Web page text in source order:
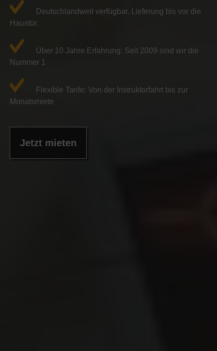
Deutschlandweit verfügbar. Lieferung bis vor die
Haustür.
Über 10 Jahre Erfahrung: Seit 2009 sind wir die
Nummer 1
Flexible Tarife: Von der Instruktorfahrt bis zur
Monatsmiete
Jetzt mieten